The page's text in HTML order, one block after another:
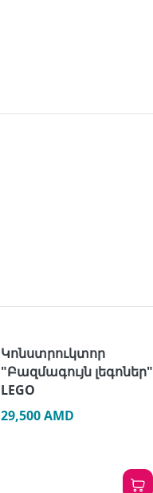
Կոնստրուկտոր
"Բազմագույն լեգոներ"
LEGO
29,500 AMD